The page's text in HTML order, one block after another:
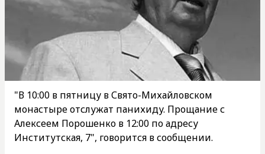
"В 10:00 в пятницу в Свято-Михайловском
монастыре отслужат панихиду. Прощание с
Алексеем Порошенко в 12:00 по адресу
Институтская, 7", говорится в сообщении.